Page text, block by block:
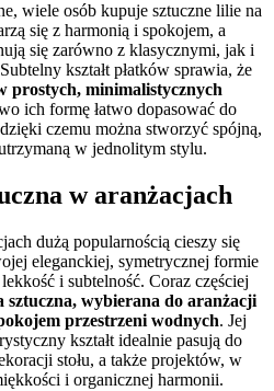
wiele osób kupuje sztuczne lilie na
się z harmonią i spokojem, a
się zarówno z klasycznymi, jak i
kształt płatków sprawia, że
prostych, minimalistycznych
ich formę łatwo dopasować do
czemu można stworzyć spójną,
w jednolitym stylu.
w aranżacjach
dużą popularnością cieszy się
eleganckiej, symetrycznej formie
i subtelność. Coraz częściej
sztuczna, wybierana do aranżacji
przestrzeni wodnych. Jej
kształt idealnie pasują do
stołu, a także projektów, w
i organicznej harmonii.